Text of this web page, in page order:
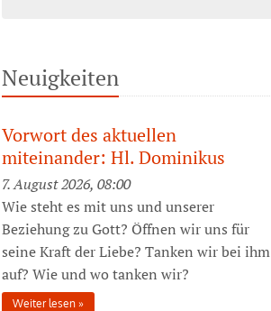
Neuigkeiten
Vorwort des aktuellen
miteinander: Hl. Dominikus
7. August 2026, 08:00
Wie steht es mit uns und unserer
Beziehung zu Gott? Öffnen wir uns für
seine Kraft der Liebe? Tanken wir bei ihm
auf? Wie und wo tanken wir?
Weiter lesen